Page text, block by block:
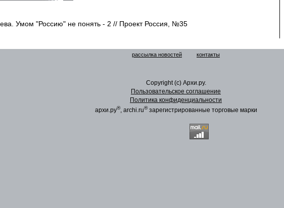
Умом "Россию" не понять - 2 // Проект Россия, №35
рассылка новостей контакты
Copyright (c) Архи.ру.
Пользовательское соглашение
Политика конфиденциальности
архи.ру®, archi.ru®зарегистрированные торговые марки